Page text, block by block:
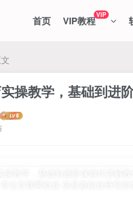
首页 VIP教程VIP
操教学，基础到进